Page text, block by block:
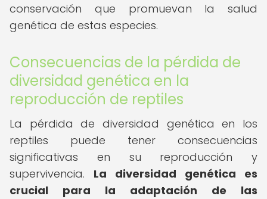
conservación que promuevan la salud
genética de estas especies.
Consecuencias de la pérdida de
diversidad genética en la
reproducción de reptiles
La pérdida de diversidad genética en los
reptiles puede tener consecuencias
significativas en su reproducción y
supervivencia. La diversidad genética es
crucial para la adaptación de las